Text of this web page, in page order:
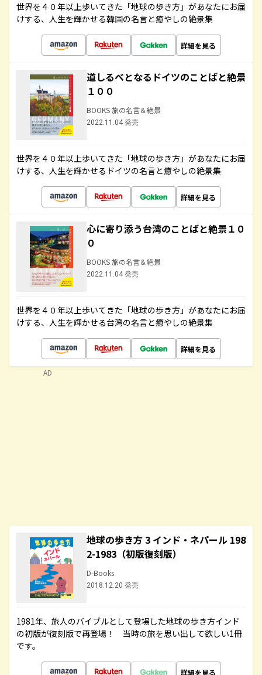
世界を４０年以上歩いてきた「地球の歩き方」があなたにお届
けする、人生を輝かせる韓国の名言と癒やしの絶景集
詳細を見る
道しるべとなるドイツのことばと絶景
１００
BOOKS 旅の名言＆絶景
2022.11.04 発売
世界を４０年以上歩いてきた「地球の歩き方」があなたにお届
けする、人生を輝かせるドイツの名言と癒やしの絶景集
詳細を見る
心に寄り添う台湾のことばと絶景１０
０
BOOKS 旅の名言＆絶景
2022.11.04 発売
世界を４０年以上歩いてきた「地球の歩き方」があなたにお届
けする、人生を輝かせる台湾の名言と癒やしの絶景集
詳細を見る
地球の歩き方 3 インド・ネパール 198
2-1983（初版復刻版）
D-Books
2018.12.20 発売
1981年、旅人のバイブルとして登場した地球の歩き方インド
の初版が復刻版で再登場！ 当時の旅を思い出して欲しい1冊
です。
詳細を見る
AD